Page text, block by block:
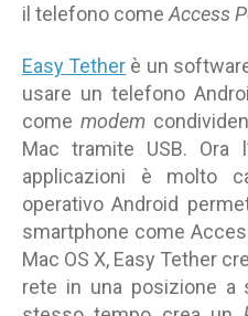
il telefono come Access
Easy Tether è un
usare un telefono
come modem
Mac tramite USB. Ora
applicazioni è molto
operativo Android
smartphone come
Mac OS X, Easy Tether
rete in una posizione a